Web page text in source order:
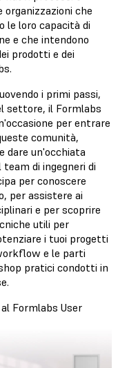
organizzazioni che
le loro capacità di
e che intendono
prodotti e dei
i primi passi,
settore, il Formlabs
per entrare
comunità,
dare un'occhiata
di ingegneri di
per conoscere
per assistere ai
e per scoprire
utili per
i tuoi progetti
e le parti
pratici condotti in
Formlabs User